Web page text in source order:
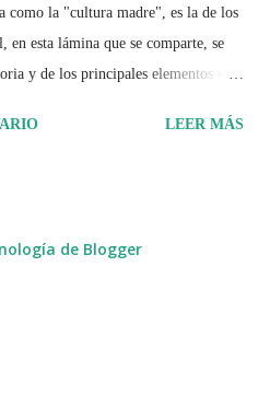
como la "cultura madre", es la de los
esta lámina que se comparte, se
y de los principales elementos que
LEER MÁS
de Blogger